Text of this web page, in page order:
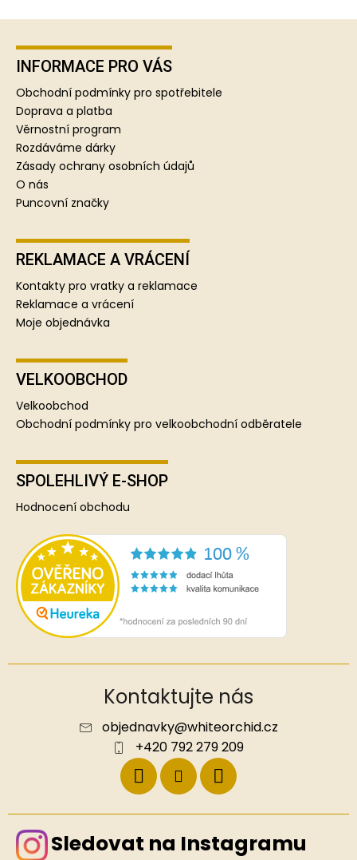
INFORMACE PRO VÁS
Obchodní podmínky pro spotřebitele
Doprava a platba
Věrnostní program
Rozdáváme dárky
Zásady ochrany osobních údajů
O nás
Puncovní značky
REKLAMACE A VRÁCENÍ
Kontakty pro vratky a reklamace
Reklamace a vrácení
Moje objednávka
VELKOOBCHOD
Velkoobchod
Obchodní podmínky pro velkoobchodní odběratele
SPOLEHLIVÝ E-SHOP
Hodnocení obchodu
Kontaktujte nás
objednavky@whiteorchid.cz
+420 792 279 209
Sledovat na Instagramu